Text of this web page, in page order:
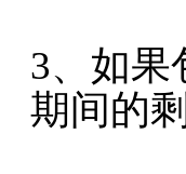
3、如果
期间的